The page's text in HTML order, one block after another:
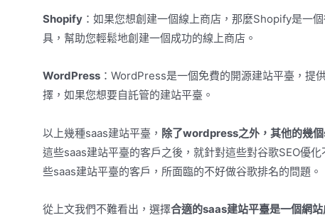
Shopify ：如果您想創建一個線上商店，那麼Shopify是一
具，幫助您輕鬆地創建一個成功的線上商店。
WordPress ：WordPress是一個免費的開源建站平臺，提
擇，如果您想要自託管的建站平臺。
以上幾種saas建站平臺， 除了wordpress之外，其他的幾
這些saas建站平臺的客戶之後，就針對這些對谷歌SEO優
些saas建站平臺的客戶，所面臨的不好做谷歌排名的問題。
從上文我們不難看出，選擇合適的saas建站平臺是一個網